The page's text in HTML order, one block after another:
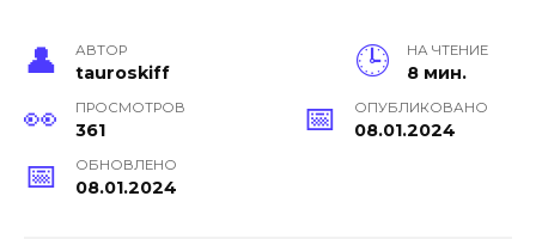
АВТОР
tauroskiff
НА ЧТЕНИЕ
8 мин.
ПРОСМОТРОВ
361
ОПУБЛИКОВАНО
08.01.2024
ОБНОВЛЕНО
08.01.2024